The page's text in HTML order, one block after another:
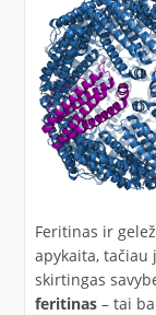
Feritinas ir
apykaita,
skirtingas
feritinas– tai